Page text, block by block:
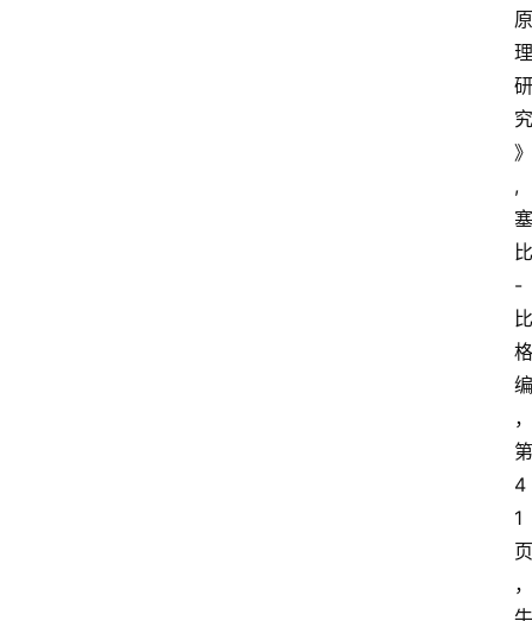
原
理
研
究
》
,
塞
比
-
比
格
编
，
第
4
1
页
，